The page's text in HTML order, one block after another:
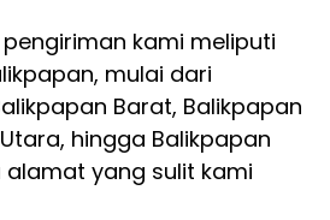
kami meliputi
mulai dari
Barat, Balikpapan
hingga Balikpapan
alamat yang sulit kami